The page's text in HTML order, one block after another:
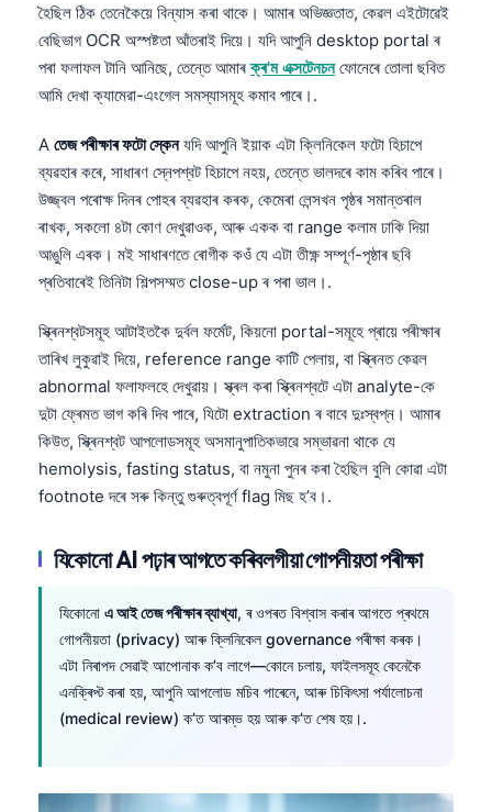
হৈছিল ঠিক তেনেকৈয়ে বিন্যাস কৰা থাকে। আমাৰ অভিজ্ঞতাত, কেৱল এইটোৱেই
বেছিভাগ OCR অস্পষ্টতা আঁতৰাই দিয়ে। যদি আপুনি desktop portal ৰ
পৰা ফলাফল টানি আনিছে, তেন্তে আমাৰক্ৰ'ম এক্সটেনচনফোনেৰে তোলা ছবিত
আমি দেখা ক্যামেরা-এংগেল সমস্যাসমূহ কমাব পাৰে।.
A তেজ পৰীক্ষাৰ ফটো স্কেনযদি আপুনি ইয়াক এটা ক্লিনিকেল ফটো হিচাপে
ব্যৱহাৰ কৰে, সাধাৰণ স্নেপশ্বট হিচাপে নহয়, তেন্তে ভালদৰে কাম কৰিব পাৰে।
উজ্জ্বল পৰোক্ষ দিনৰ পোহৰ ব্যৱহাৰ কৰক, কেমেৰা লেন্সখন পৃষ্ঠৰ সমান্তৰাল
ৰাখক, সকলো ৪টা কোণ দেখুৱাওক, আৰু একক বা range কলাম ঢাকি দিয়া
আঙুলি এৰক। মই সাধাৰণতে ৰোগীক কওঁ যে এটা তীক্ষ্ণ সম্পূৰ্ণ-পৃষ্ঠাৰ ছবি
প্ৰতিবাৰেই তিনিটা শিল্পসম্মত close-up ৰ পৰা ভাল।.
স্ক্ৰিনশ্বটসমূহ আটাইতকৈ দুৰ্বল ফৰ্মেট, কিয়নো portal-সমূহে প্ৰায়ে পৰীক্ষাৰ
তাৰিখ লুকুৱাই দিয়ে, reference range কাটি পেলায়, বা স্ক্ৰিনত কেৱল
abnormal ফলাফলহে দেখুৱায়। স্ক্ৰল কৰা স্ক্ৰিনশ্বটে এটা analyte-কে
দুটা ফ্ৰেমত ভাগ কৰি দিব পাৰে, যিটো extraction ৰ বাবে দুঃস্বপ্ন। আমাৰ
কিউত, স্ক্ৰিনশ্বট আপলোডসমূহ অসমানুপাতিকভাৱে সম্ভাৱনা থাকে যে
hemolysis, fasting status, বা নমুনা পুনৰ কৰা হৈছিল বুলি কোৱা এটা
footnote দৰে সৰু কিন্তু গুৰুত্বপূৰ্ণ flag মিছ হ’ব।.
যিকোনো AI পঢ়াৰ আগতে কৰিবলগীয়া গোপনীয়তা পৰীক্ষা
যিকোনো এ আই তেজ পৰীক্ষাৰ ব্যাখ্যা, ৰ ওপৰত বিশ্বাস কৰাৰ আগতে প্ৰথমে
গোপনীয়তা (privacy) আৰু ক্লিনিকেল governance পৰীক্ষা কৰক।
এটা নিৰাপদ সেৱাই আপোনাক ক’ব লাগে—কোনে চলায়, ফাইলসমূহ কেনেকৈ
এনক্ৰিপ্ট কৰা হয়, আপুনি আপলোড মচিব পাৰেনে, আৰু চিকিৎসা পৰ্যালোচনা
(medical review) ক’ত আৰম্ভ হয় আৰু ক’ত শেষ হয়।.